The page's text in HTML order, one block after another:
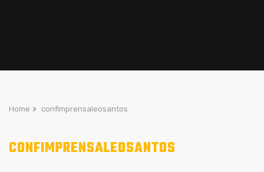
Home > confimprensaleosantos
CONFIMPRENSALEOSANTOS